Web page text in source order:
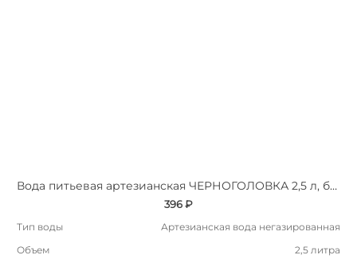
Вода питьевая артезианская ЧЕРНОГОЛОВКА 2,5 л, без газа, ПЭТ
396 ₽
Тип воды
Артезианская вода негазированная
Объем
2,5 литра